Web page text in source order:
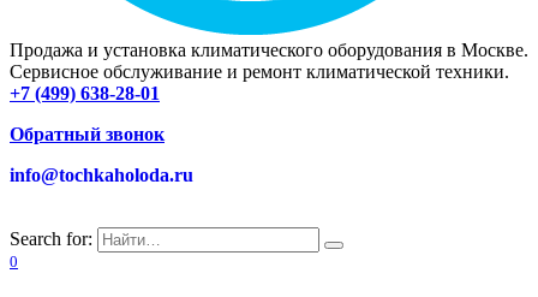
Продажа и установка климатического оборудования в Москве.
Сервисное обслуживание и ремонт климатической техники.
+7 (499) 638-28-01
Обратный звонок
info@tochkaholoda.ru
Search for:
0